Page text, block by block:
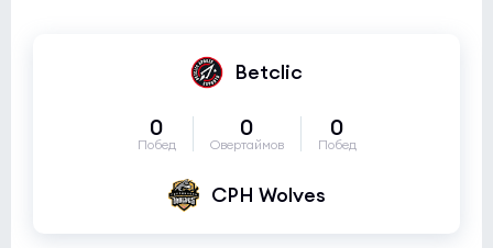
Betclic
0
Побед
0
Овертаймов
0
Побед
CPH Wolves